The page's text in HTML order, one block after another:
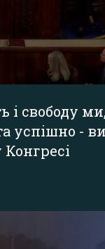
і свободу
успішно -